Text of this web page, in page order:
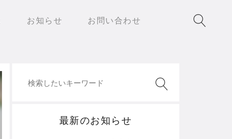
お知らせ お問い合わせ
最新のお知らせ